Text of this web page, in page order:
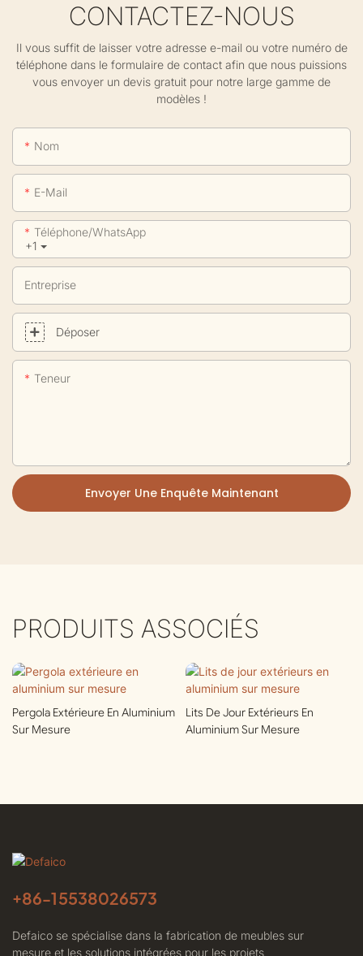
CONTACTEZ-NOUS
Il vous suffit de laisser votre adresse e-mail ou votre numéro de
téléphone dans le formulaire de contact afin que nous puissions
vous envoyer un devis gratuit pour notre large gamme de
modèles !
Nom
E-Mail
+1
Téléphone/WhatsApp
Entreprise
Déposer
Teneur
Envoyer Une Enquête Maintenant
PRODUITS ASSOCIÉS
Pergola Extérieure En Aluminium
Sur Mesure
Lits De Jour Extérieurs En
Aluminium Sur Mesure
+86-15538026573
Defaico se spécialise dans la fabrication de meubles sur
mesure et les solutions intégrées pour les projets